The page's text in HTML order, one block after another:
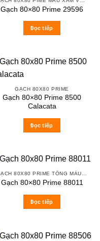
Gạch 80×80 Prime 29596
Đọc tiếp
GẠCH 80X80 PRIME
Gạch 80×80 Prime 8500
Calacata
Đọc tiếp
Gạch 80×80 Prime 88011
Đọc tiếp